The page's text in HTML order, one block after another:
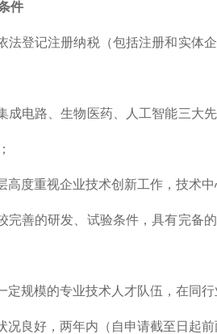
件
法登记注册纳税（包括注册和实体
成电路、生物医药、人工智能三大
高度重视企业技术创新工作，技术
完善的研发、试验条件，具有完备
定规模的专业技术人才队伍，在同
况良好，两年内（自申请截至日起